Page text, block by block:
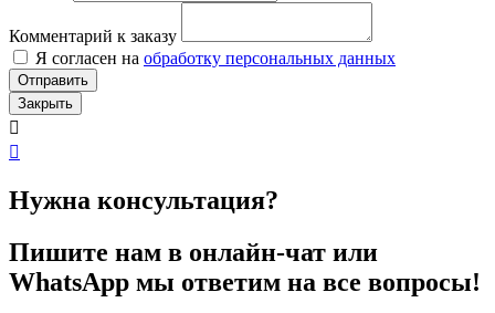
Комментарий к заказу
Я согласен на обработку персональных данных
Отправить
Закрыть
Нужна консультация?
Пишите нам в онлайн-чат или
WhatsApp мы ответим на все вопросы!